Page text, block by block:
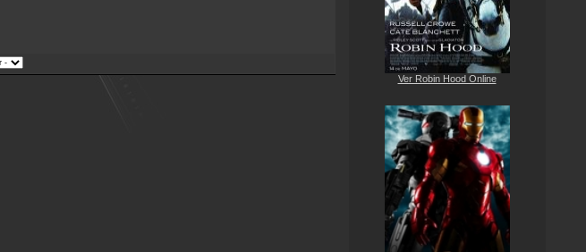
Ver Robin Hood Online